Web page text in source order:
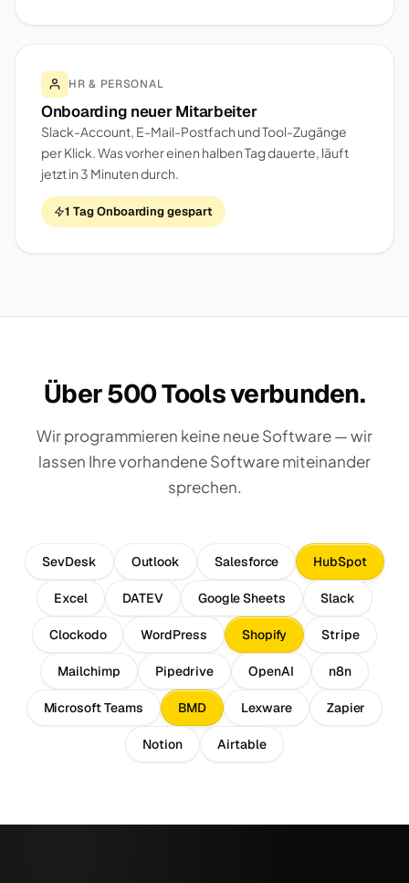
HR & PERSONAL
Onboarding neuer Mitarbeiter
Slack-Account, E-Mail-Postfach und Tool-Zugänge
per Klick. Was vorher einen halben Tag dauerte, läuft
jetzt in 3 Minuten durch.
1 Tag Onboarding gespart
Über 500 Tools verbunden.
Wir programmieren keine neue Software — wir
lassen Ihre vorhandene Software miteinander
sprechen.
SevDesk Outlook Salesforce HubSpot
Excel DATEV Google Sheets Slack
Clockodo WordPress Shopify Stripe
Mailchimp Pipedrive OpenAI n8n
Microsoft Teams BMD Lexware Zapier
Notion Airtable